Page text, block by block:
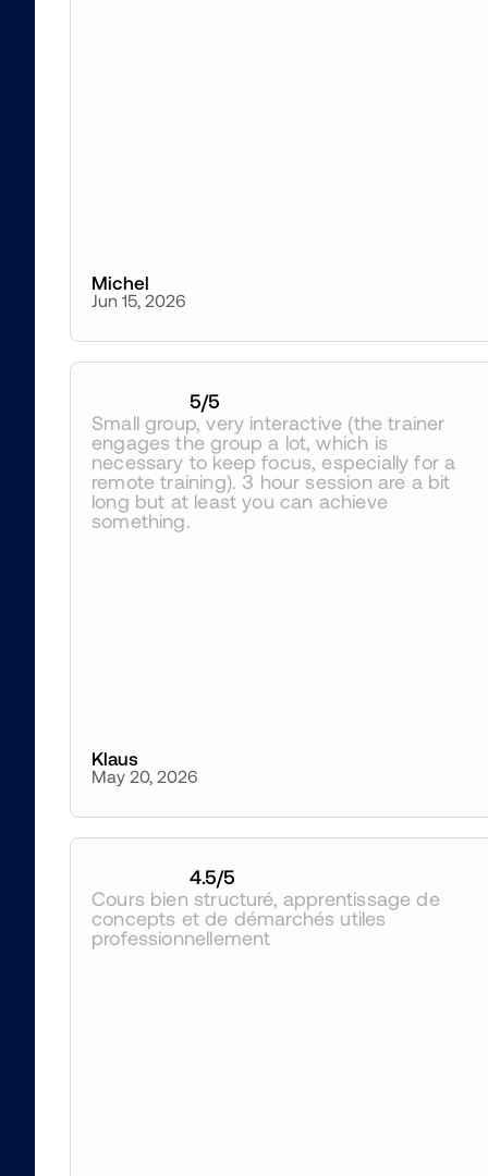
Michel
Jun 15, 2026
5/5
Small group, very interactive (the trainer
engages the group a lot, which is
necessary to keep focus, especially for a
remote training). 3 hour session are a bit
long but at least you can achieve
something.
Klaus
May 20, 2026
4.5/5
Cours bien structuré, apprentissage de
concepts et de démarchés utiles
professionnellement